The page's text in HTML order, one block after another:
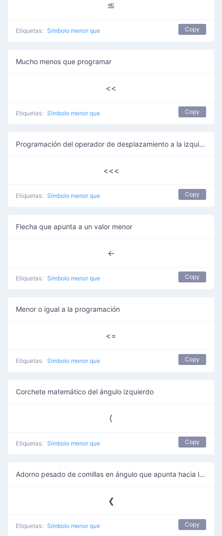
⪣
Etiquetas: Símbolo menor que Copy
Mucho menos que programar
<<
Etiquetas: Símbolo menor que Copy
Programación del operador de desplazamiento a la izquierda sin firmar
<<<
Etiquetas: Símbolo menor que Copy
Flecha que apunta a un valor menor
<-
Etiquetas: Símbolo menor que Copy
Menor o igual a la programación
<=
Etiquetas: Símbolo menor que Copy
Corchete matemático del ángulo izquierdo
⟨
Etiquetas: Símbolo menor que Copy
Adorno pesado de comillas en ángulo que apunta hacia la izquierda
❮
Etiquetas: Símbolo menor que Copy